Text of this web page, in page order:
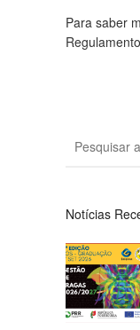
Para saber
Notícias